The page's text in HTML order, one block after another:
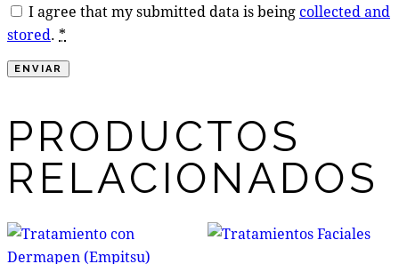
I agree that my submitted data is beingcollected and
stored. *
PRODUCTOS
RELACIONADOS